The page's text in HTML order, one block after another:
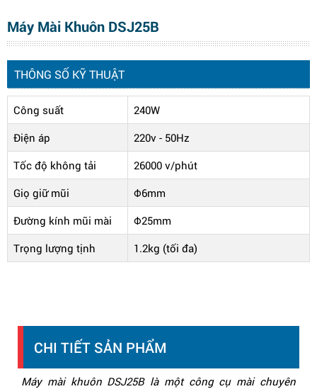
Máy Mài Khuôn DSJ25B
THÔNG SỐ KỸ THUẬT
Công suất
240W
Điện áp
220v - 50Hz
Tốc độ không tải
26000 v/phút
Giọ giữ mũi
Φ6mm
Đường kính mũi mài
Φ25mm
Trọng lượng tịnh
1.2kg (tối đa)
CHI TIẾT SẢN PHẨM
Máy mài khuôn DSJ25B là một công cụ mài chuyên